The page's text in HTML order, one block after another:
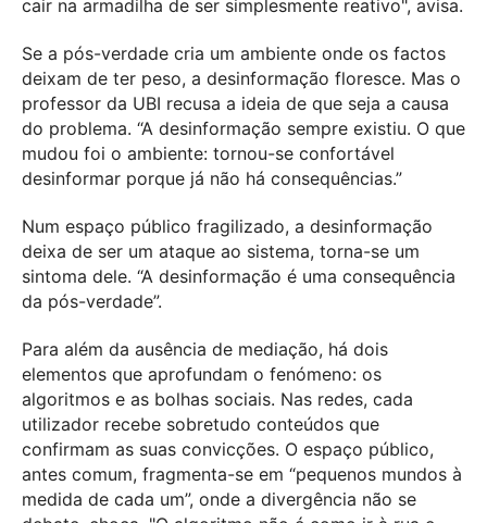
cair na armadilha de ser simplesmente reativo", avisa.
Se a pós-verdade cria um ambiente onde os factos
deixam de ter peso, a desinformação floresce. Mas o
professor da UBI recusa a ideia de que seja a causa
do problema. “A desinformação sempre existiu. O que
mudou foi o ambiente: tornou-se confortável
desinformar porque já não há consequências.”
Num espaço público fragilizado, a desinformação
deixa de ser um ataque ao sistema, torna-se um
sintoma dele. “A desinformação é uma consequência
da pós-verdade”.
Para além da ausência de mediação, há dois
elementos que aprofundam o fenómeno: os
algoritmos e as bolhas sociais. Nas redes, cada
utilizador recebe sobretudo conteúdos que
confirmam as suas convicções. O espaço público,
antes comum, fragmenta-se em “pequenos mundos à
medida de cada um”, onde a divergência não se